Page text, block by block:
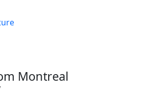
Montreal